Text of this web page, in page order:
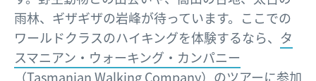
雨林、ギザギザの岩峰が待っています。ここでの
ワールドクラスのハイキングを体験するなら、 タ
スマニアン・ウォーキング・カンパニー
（Tasmanian Walking Company）のツアーに参加